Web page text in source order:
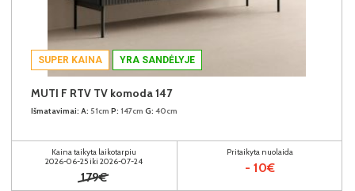
SUPER KAINA YRA SANDĖLYJE
MUTI F RTV TV komoda 147
Išmatavimai: A: 51cm P: 147cm G: 40cm
Kaina taikyta laikotarpiu
2026-06-25 iki 2026-07-24
179€
Pritaikyta nuolaida
- 10€